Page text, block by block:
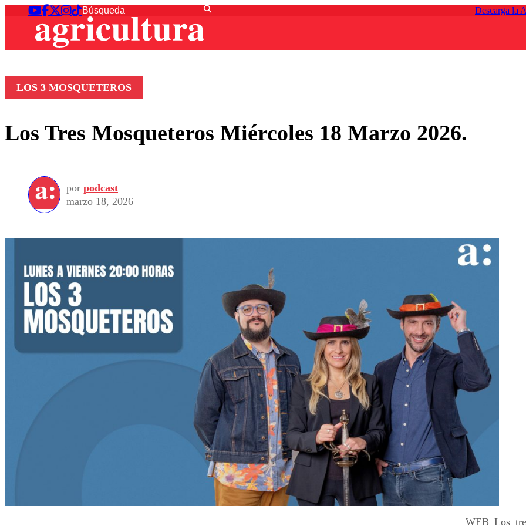
Descarga la
LOS 3 MOSQUETEROS
Los Tres Mosqueteros Miércoles 18 Marzo 2026.
por podcast
marzo 18, 2026